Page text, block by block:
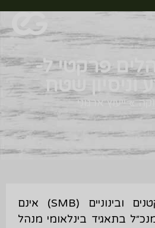
פרקטי ל-
»ייעוץ ארגוני
מנהלים בעסקים קטנים ובינוניים (SMB) אינם
בתאגיד בינלאומי מנהל